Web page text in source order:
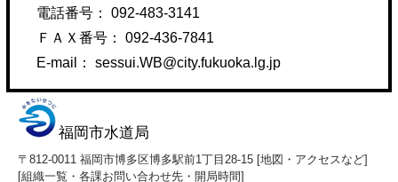
電話番号： 092-483-3141
ＦＡＸ番号： 092-436-7841
E-mail：sessui.WB@city.fukuoka.lg.jp
福岡市水道局
〒812-0011 福岡市博多区博多駅前1丁目28-15 [地図・アクセスなど]
[組織一覧・各課お問い合わせ先・開局時間]